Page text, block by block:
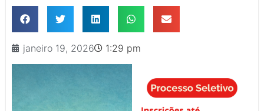
janeiro 19, 2026 1:29 pm